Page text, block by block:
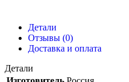
Детали
Отзывы (0)
Доставка и оплата
Детали